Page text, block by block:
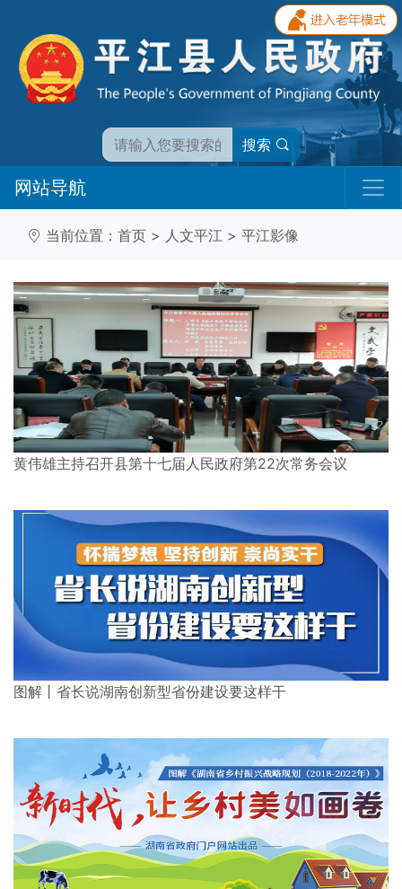
搜索
网站导航
当前位置： 首页 > 人文平江 > 平江影像
黄伟雄主持召开县第十七届人民政府第22次常务会议
图解丨省长说湖南创新型省份建设要这样干